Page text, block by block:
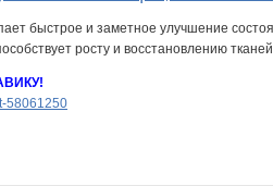
58061250